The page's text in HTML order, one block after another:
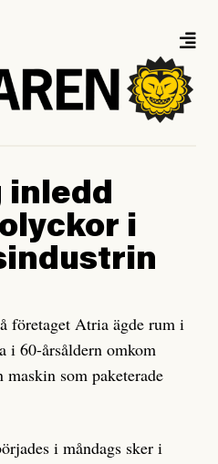
inledd
i
företaget Atria ägde rum i
i 60-årsåldern omkom
som paketerade
i måndags sker i